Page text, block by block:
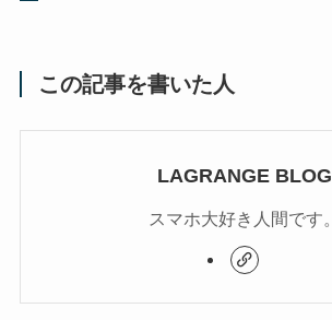
この記事を書いた人
LAGRANGE BLOG
スマホ大好き人間です。